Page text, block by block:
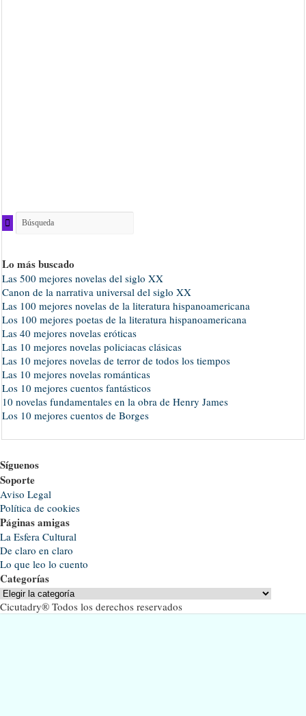
Lo más buscado
Las 500 mejores novelas del siglo XX
Canon de la narrativa universal del siglo XX
Las 100 mejores novelas de la literatura hispanoamericana
Los 100 mejores poetas de la literatura hispanoamericana
Las 40 mejores novelas eróticas
Las 10 mejores novelas policiacas clásicas
Las 10 mejores novelas de terror de todos los tiempos
Las 10 mejores novelas románticas
Los 10 mejores cuentos fantásticos
10 novelas fundamentales en la obra de Henry James
Los 10 mejores cuentos de Borges
Síguenos
Soporte
Aviso Legal
Política de cookies
Páginas amigas
La Esfera Cultural
De claro en claro
Lo que leo lo cuento
Categorías
Categorías
Cicutadry® Todos los derechos reservados